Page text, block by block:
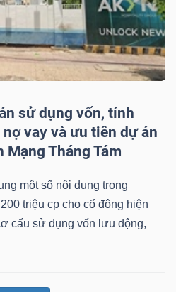
sử dụng vốn, tính
vay và ưu tiên dự án
Mạng Tháng Tám
một số nội dung trong
triệu cp cho cổ đông hiện
cấu sử dụng vốn lưu động,